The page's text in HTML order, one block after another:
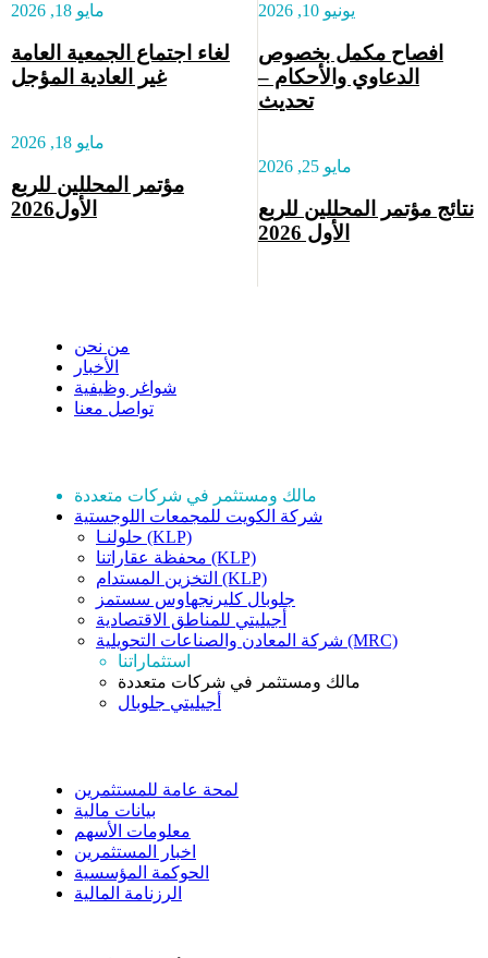
يونيو 10, 2026
افصاح مكمل بخصوص
الدعاوي والأحكام –
تحديث
مايو 25, 2026
نتائج مؤتمر المحللين للربع
الأول 2026
مايو 18, 2026
لغاء اجتماع الجمعية العامة
غير العادية المؤجل
مايو 18, 2026
مؤتمر المحللين للربع
الأول2026
من نحن
الأخبار
شواغر وظيفية
تواصل معنا
مالك ومستثمر في شركات متعددة
شركة الكويت للمجمعات اللوجستية
حلولنـا (KLP)
محفظة عقاراتنا (KLP)
التخزين المستدام (KLP)
جلوبال كليرنجهاوس سستمز
أجيليتي للمناطق الاقتصادية
شركة المعادن والصناعات التحويلية (MRC)
استثماراتنا
مالك ومستثمر في شركات متعددة
أجيليتي جلوبال
لمحة عامة للمستثمرين
بيانات مالية
معلومات الأسهم
اخبار المستثمرين
الحوكمة المؤسسية
الرزنامة المالية